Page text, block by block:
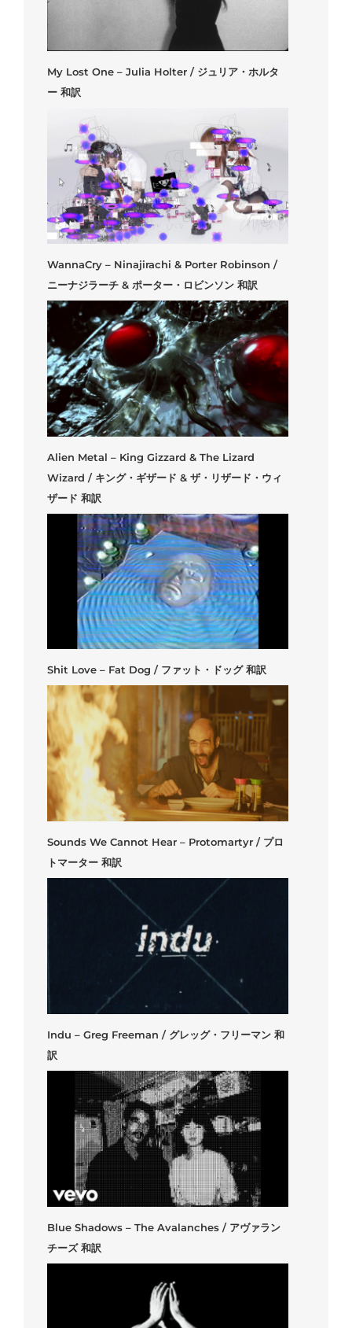
My Lost One – Julia Holter / ジュリア・ホルタ
ー 和訳
WannaCry – Ninajirachi & Porter Robinson /
ニーナジラーチ & ポーター・ロビンソン 和訳
Alien Metal – King Gizzard & The Lizard
Wizard / キング・ギザード & ザ・リザード・ウィ
ザード 和訳
Shit Love – Fat Dog / ファット・ドッグ 和訳
Sounds We Cannot Hear – Protomartyr / プロ
トマーター 和訳
Indu – Greg Freeman / グレッグ・フリーマン 和
訳
Blue Shadows – The Avalanches / アヴァラン
チーズ 和訳